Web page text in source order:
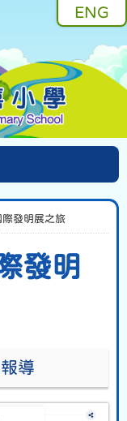
ENG
發明展之旅
發明
導